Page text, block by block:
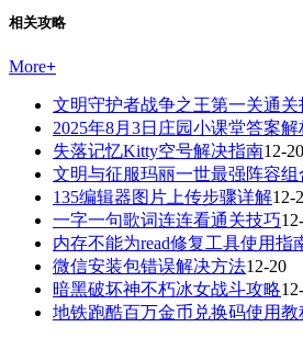
相关攻略
More+
文明守护者战争之王第一关通关
2025年8月3日庄园小课堂答案解
失落记忆Kitty空号解决指南12-20
文明与征服玛丽一世最强阵容组
135编辑器图片上传步骤详解12-
一字一句歌词连连看通关技巧
内存不能为read修复工具使用指
微信安装包错误解决方法12-20
暗黑破坏神不朽冰女战斗攻略
地铁跑酷百万金币兑换码使用教